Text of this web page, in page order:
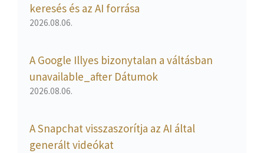
keresés és az AI forrása
2026.08.06.
A Google Illyes bizonytalan a váltásban
unavailable_after Dátumok
2026.08.06.
A Snapchat visszaszorítja az AI által
generált videókat